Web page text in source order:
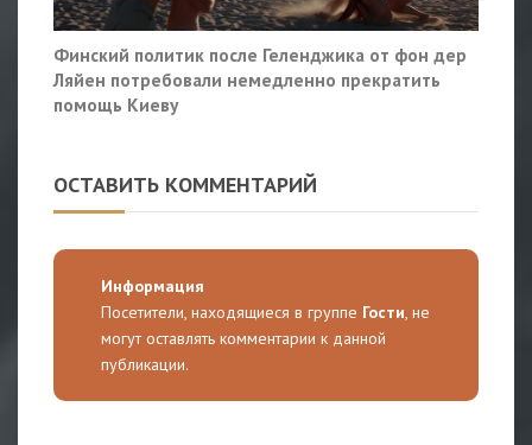
Финский политик после Геленджика от фон дер
Ляйен потребовали немедленно прекратить
помощь Киеву
ОСТАВИТЬ КОММЕНТАРИЙ
Информация
Посетители, находящиеся в группе Гости, не
могут оставлять комментарии к данной
публикации.